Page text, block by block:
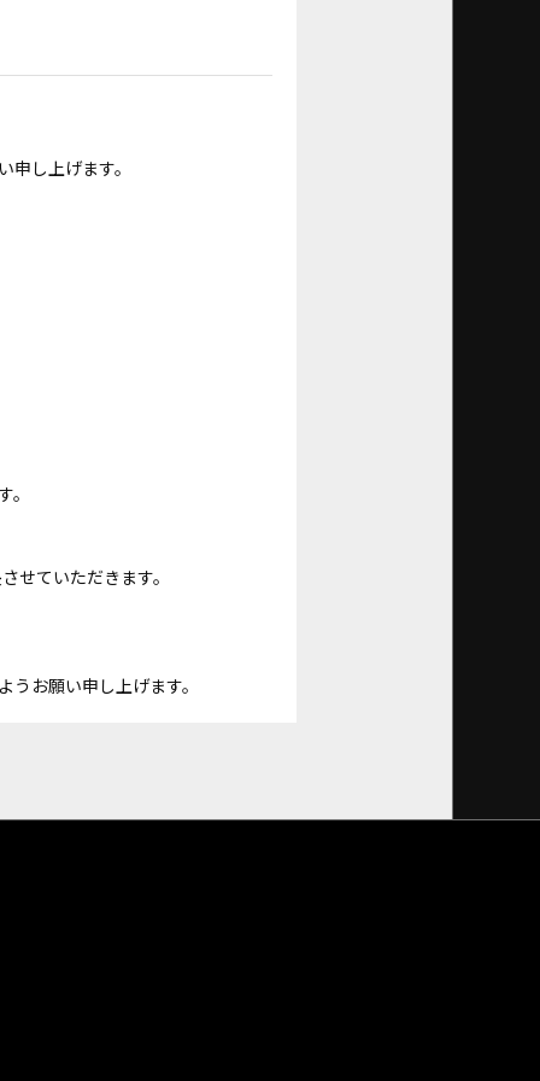
し上げます。
せていただきます。
お願い申し上げます。